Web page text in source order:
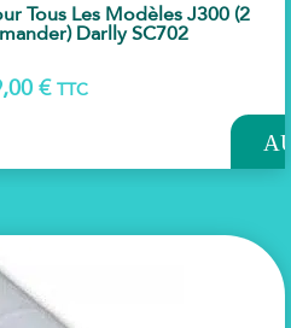
Tous Les Modèles J300 (2
Darlly SC702
€ TTC